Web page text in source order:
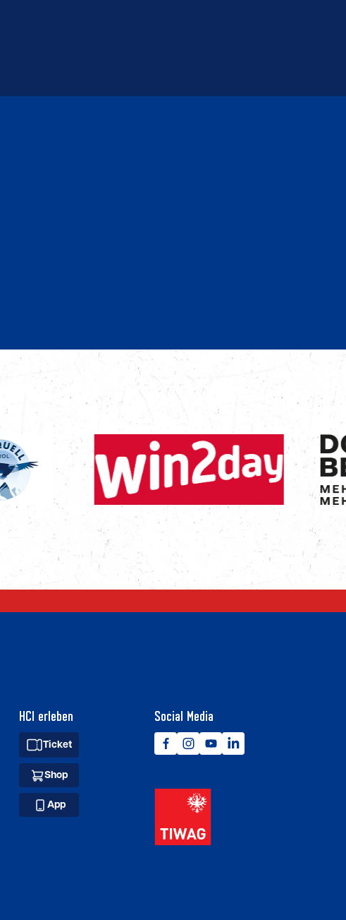
HCI erleben
Ticket
Shop
App
Social Media